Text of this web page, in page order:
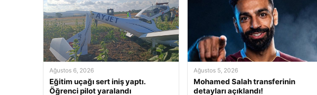
Ağustos 6, 2026
Eğitim uçağı sert iniş yaptı.
Öğrenci pilot yaralandı
Ağustos 5, 2026
Mohamed Salah transferinin
detayları açıklandı!